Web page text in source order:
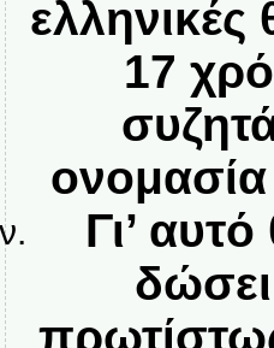
ελληνικές
17
Γι’